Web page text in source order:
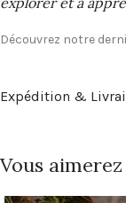
Découvrez notre
Expédition &
Vous